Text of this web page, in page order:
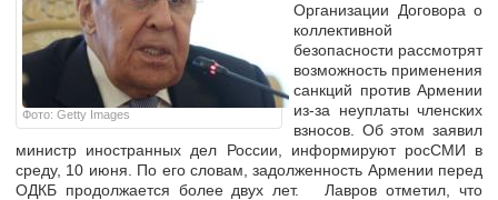
Фото: Getty Images
Организации Договора о
коллективной
безопасности рассмотрят
возможность применения
санкций против Армении
из-за неуплаты членских
взносов. Об этом заявил
министр иностранных дел России, информируют росСМИ в
среду, 10 июня. По его словам, задолженность Армении перед
ОДКБ продолжается более двух лет. Лавров отметил, что